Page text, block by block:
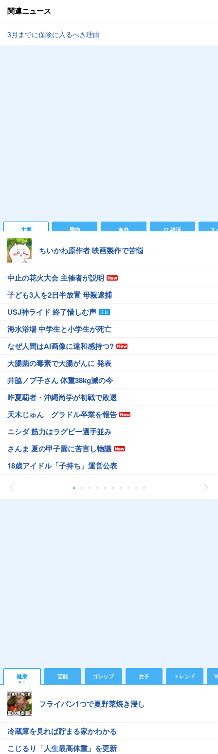
関連ニュース
3月までに保険に入るべき理由
主要 国内 海外 IT 経済 ス
ちいかわ原作者 映画製作で苦悩
中止の花火大会 主催者が説明
子ども3人を2日半放置 母親逮捕
USJ神ライド 終了惜しむ声
海水浴場 中学生と小学生が死亡
なぜ人間はAI画像に違和感持つ?
大腸菌の毒素で大腸がんに 発表
井脇ノブ子さん 体重38kg減の今
昨夏覇者・沖縄尚学が初戦で敗退
天木じゅん グラドル卒業を報告
ニシダ 筋力はラグビー選手並み
さんま 夏の甲子園に苦言し物議
18歳アイドル「子持ち」運営公表
健康 芸能 ゴシップ 女子 トレンド
フライパン1つで夏野菜焼き浸し
冷蔵庫を見れば貯まる家かわかる
こじるり「人生最高体重」を更新